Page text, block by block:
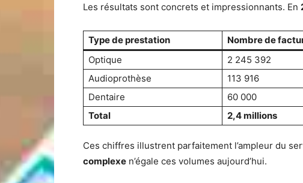
Les résultats sont concrets et impressionnants. En
Type de prestation Nombre de
Optique
2 245 392
Audioprothèse
113 916
Dentaire
60 000
Total
2,4 millions
Ces chiffres illustrent parfaitement l’ampleur du
complexe n’égale ces volumes aujourd’hui.